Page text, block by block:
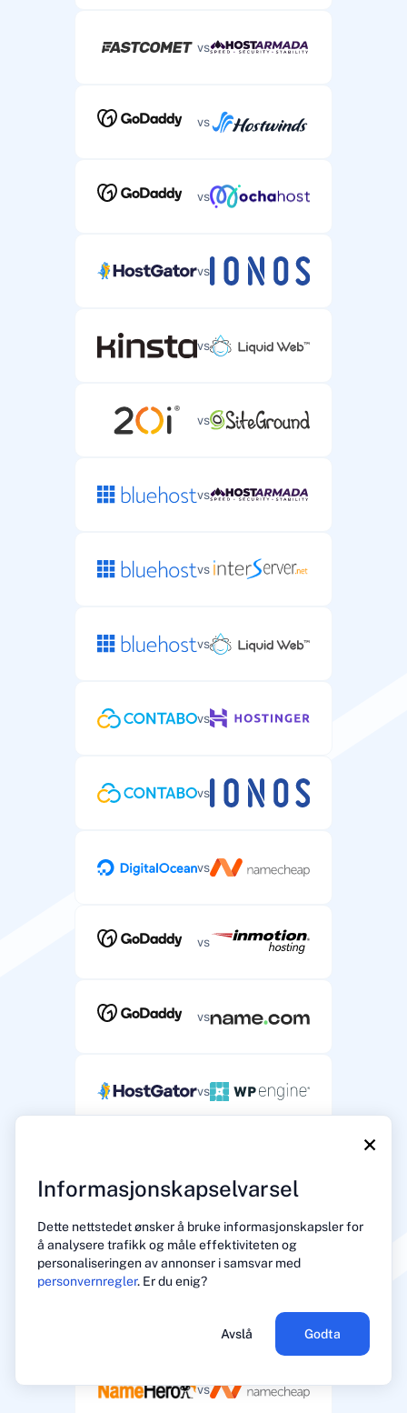
×
Informasjonskapselvarsel
Dette nettstedet ønsker å bruke informasjonskapsler for
å analysere trafikk og måle effektiviteten og
personaliseringen av annonser i samsvar med
personvernregler. Er du enig?
Avslå Godta
vs
vs
vs
vs
vs
vs
vs
vs
vs
vs
vs
vs
vs
vs
vs
vs
vs